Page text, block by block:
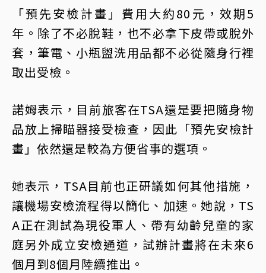
「預先安檢計畫」費用大約80元，效期5
年。除了不必脫鞋，也不必拿下皮帶或脫外
套，筆電、小瓶盥洗用品都不必從隨身行裡
取出受檢。
諾姆表示，目前旅客在TSA還是要把隨身物
品放上掃瞄器接受檢查，因此「預先安檢計
畫」依然還是較為方便省事的選項。
她表示，TSA目前也正研議如何其他措施，
讓機場安檢流程得以簡化、加速。她說，TS
A正在測試為現役軍人、帶有幼齡兒童的家
庭另外成立安檢通道，試辦計畫將在未來6
個月到8個月陸續推出。